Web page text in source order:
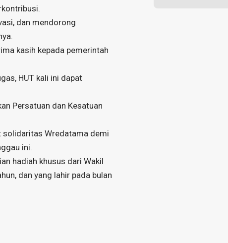
dan mendorong
kasih kepada pemerintah
HUT kali ini dapat
Persatuan dan Kesatuan
solidaritas Wredatama demi
ini.
hadiah khusus dari Wakil
dan yang lahir pada bulan